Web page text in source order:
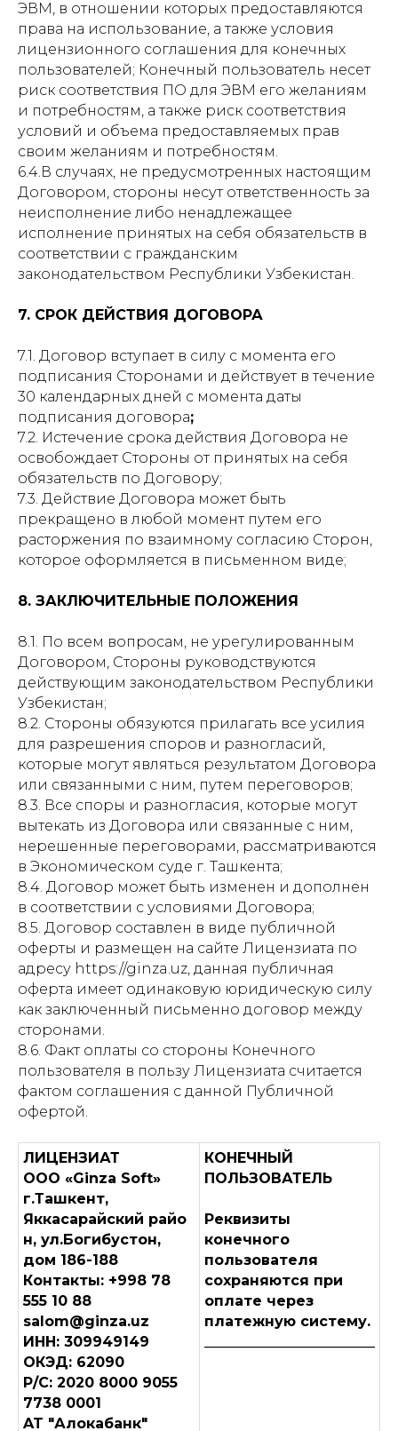
ЭВМ, в отношении которых предоставляются
права на использование, а также условия
лицензионного соглашения для конечных
пользователей; Конечный пользователь несет
риск соответствия ПО для ЭВМ его желаниям
и потребностям, а также риск соответствия
условий и объема предоставляемых прав
своим желаниям и потребностям.
6.4.В случаях, не предусмотренных настоящим
Договором, стороны несут ответственность за
неисполнение либо ненадлежащее
исполнение принятых на себя обязательств в
соответствии с гражданским
законодательством Республики Узбекистан.
7. СРОК ДЕЙСТВИЯ ДОГОВОРА
7.1. Договор вступает в силу с момента его
подписания Сторонами и действует в течение
30 календарных дней с момента даты
подписания договора;
7.2. Истечение срока действия Договора не
освобождает Стороны от принятых на себя
обязательств по Договору;
7.3. Действие Договора может быть
прекращено в любой момент путем его
расторжения по взаимному согласию Сторон,
которое оформляется в письменном виде;
8. ЗАКЛЮЧИТЕЛЬНЫЕ ПОЛОЖЕНИЯ
8.1. По всем вопросам, не урегулированным
Договором, Стороны руководствуются
действующим законодательством Республики
Узбекистан;
8.2. Стороны обязуются прилагать все усилия
для разрешения споров и разногласий,
которые могут являться результатом Договора
или связанными с ним, путем переговоров;
8.3. Все споры и разногласия, которые могут
вытекать из Договора или связанные с ним,
нерешенные переговорами, рассматриваются
в Экономическом суде г. Ташкента;
8.4. Договор может быть изменен и дополнен
в соответствии с условиями Договора;
8.5. Договор составлен в виде публичной
оферты и размещен на сайте Лицензиата по
адресу https://ginza.uz, данная публичная
оферта имеет одинаковую юридическую силу
как заключенный письменно договор между
сторонами.
8.6. Факт оплаты со стороны Конечного
пользователя в пользу Лицензиата считается
фактом соглашения с данной Публичной
офертой.
ЛИЦЕНЗИАТ
OOO «Ginza Soft»
г.Ташкент,
Яккасарайский райо
н, ул.Богибустон,
дом 186-188
Контакты: +998 78
555 10 88
salom@ginza.uz
ИНН: 309949149
ОКЭД: 62090
Р/С: 2020 8000 9055
7738 0001
AT "Алокабанк"
КОНЕЧНЫЙ
ПОЛЬЗОВАТЕЛЬ
Реквизиты
конечного
пользователя
сохраняются при
оплате через
платежную систему.